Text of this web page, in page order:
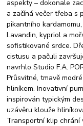
aspekty – dokonale
a začíná večer třeba s
pikantního
Lavandin, kypriol a
sofistikované srdce.
cistusu a pačuli
navrhlo Studio F.A.
Průsvitné, tmavě
hliníkem. Inovativní
inspirován typickým
uzávěru klouže
Transportní klip chrání